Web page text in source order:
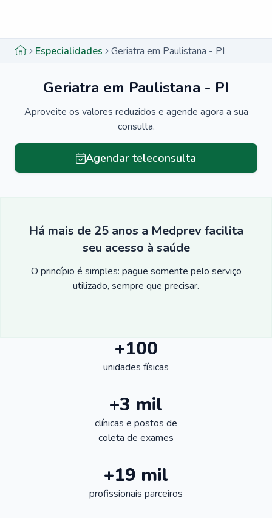
Especialidades Geriatra em Paulistana - PI
Geriatra em Paulistana - PI
Aproveite os valores reduzidos e agende agora a sua
consulta.
Agendar teleconsulta
Há mais de 25 anos a Medprev facilita
seu acesso à saúde
O princípio é simples: pague somente pelo serviço
utilizado, sempre que precisar.
+100
unidades físicas
+3 mil
clínicas e postos de
coleta de exames
+19 mil
profissionais parceiros